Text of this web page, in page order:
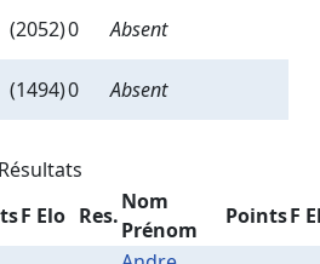
(2052)0
Absent
(1494)0
Absent
Résultats
F Elo Res.
Nom
Prénom
PointsF